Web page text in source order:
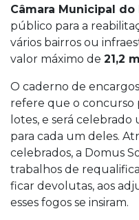
Câmara Municipal do
público para a
vários bairros ou
valor máximo de 21,2
O caderno de
refere que o concurso
lotes, e será
para cada um deles.
celebrados, a Domus
trabalhos de
ficar devolutas, aos
esses fogos se insiram.